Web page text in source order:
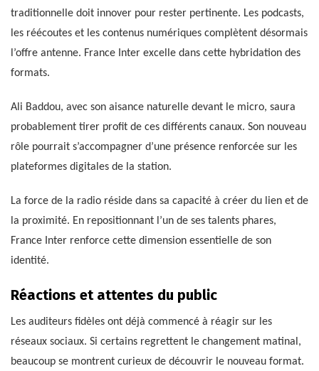
traditionnelle doit innover pour rester pertinente. Les podcasts,
les réécoutes et les contenus numériques complètent désormais
l’offre antenne. France Inter excelle dans cette hybridation des
formats.
Ali Baddou, avec son aisance naturelle devant le micro, saura
probablement tirer profit de ces différents canaux. Son nouveau
rôle pourrait s’accompagner d’une présence renforcée sur les
plateformes digitales de la station.
La force de la radio réside dans sa capacité à créer du lien et de
la proximité. En repositionnant l’un de ses talents phares,
France Inter renforce cette dimension essentielle de son
identité.
Réactions et attentes du public
Les auditeurs fidèles ont déjà commencé à réagir sur les
réseaux sociaux. Si certains regrettent le changement matinal,
beaucoup se montrent curieux de découvrir le nouveau format.